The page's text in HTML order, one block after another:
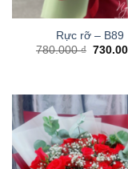
Rực rỡ – B89
780.000₫ Giá